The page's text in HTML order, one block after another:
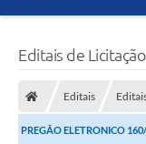
Carta de Serviços
Editais de Licitação
Editais
PREGÃO ELETRONICO